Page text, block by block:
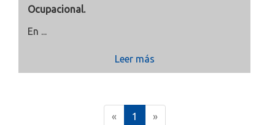
Ocupacional.
En ...
Leer más
« 1 »